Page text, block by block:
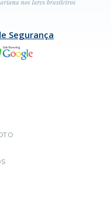
Segurança